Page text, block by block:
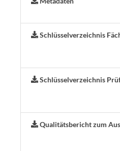
Schlüsselverzeichnis
Schlüsselverzeichnis
Qualitätsbericht zum